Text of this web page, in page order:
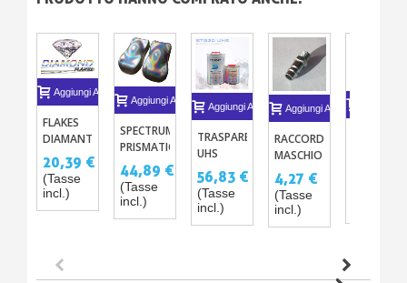
Aggiungi Al Carrello
FLAKES
DIAMANTE
25G
20,39 €
(Tasse
incl.)
Aggiungi Al Carrello
SPECTRUM
PRISMATICO
10 O 12
MICRONS
44,89 €
(Tasse
incl.)
Aggiungi Al Carrello
TRASPARENTE
UHS
ST830 -
1L O 5L +
CATALIZZATORE
56,83 €
(Tasse
incl.)
Aggiungi Al Carrello
RACCORDO
MASCHIO
4,27 €
(Tasse
incl.)